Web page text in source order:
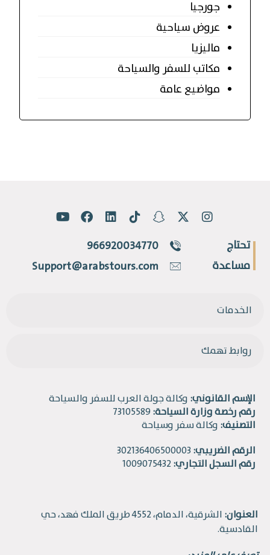
جورجيا
عروض سياحية
ماليزيا
مكاتب للسفر والسياحة
مواضيع عامة
تحتاج
مساعدة
966920034770
Support@arabstours.com
الخدمات
روابط تهمك
الإسم القانوني: وكالة جولة العرب للسفر والسياحة
رقم رخصة وزارة السياحة:
التصنيف: وكالة سفر وسياحة
الرقم الضريبي:
رقم السجل التجاري:
العنوان:
الشرقية، الدمام، 4552 طريق الملك فهد، حي
القادسية.